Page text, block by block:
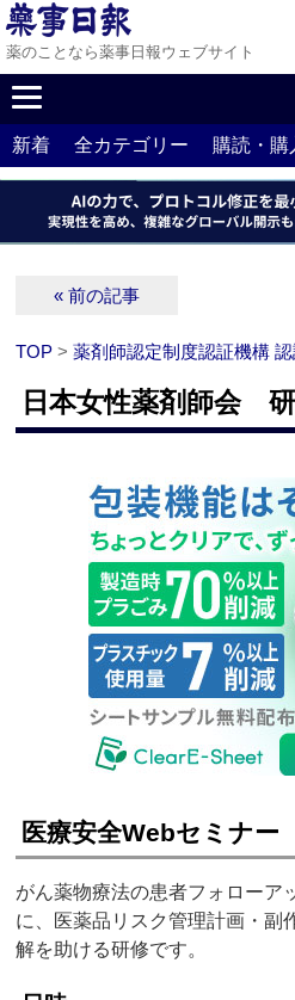
薬のことなら薬事日報ウェブサイト
新着 全カテゴリー 購読・購
« 前の記事
TOP >薬剤師認定制度認証機構
日本女性薬剤師会
医療安全Webセミナー
がん薬物療法の患者フォローア
に、医薬品リスク管理計画・副
解を助ける研修です。